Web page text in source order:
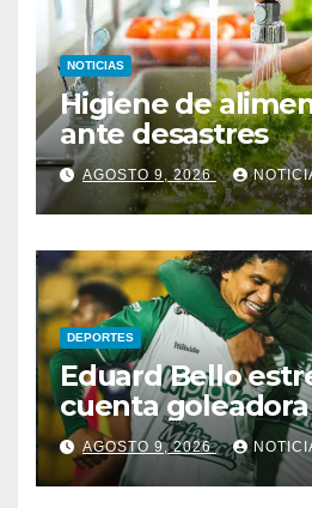
NOTICIAS
Higiene de
ante desastres
AGOSTO 9, 2026
DEPORTES
Eduard Bello
cuenta
debut con
AGOSTO 9, 2026